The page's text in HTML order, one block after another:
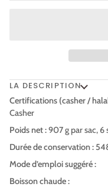
LA DESCRIPTION
Certifications (casher /
Casher
Poids net :907 g par sac, 6
Durée de conservation :
Mode d’emploi suggéré :
Boisson chaude :